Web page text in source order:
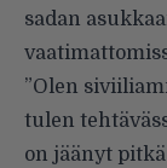
sadan
”Olen
tulen
on jäänyt